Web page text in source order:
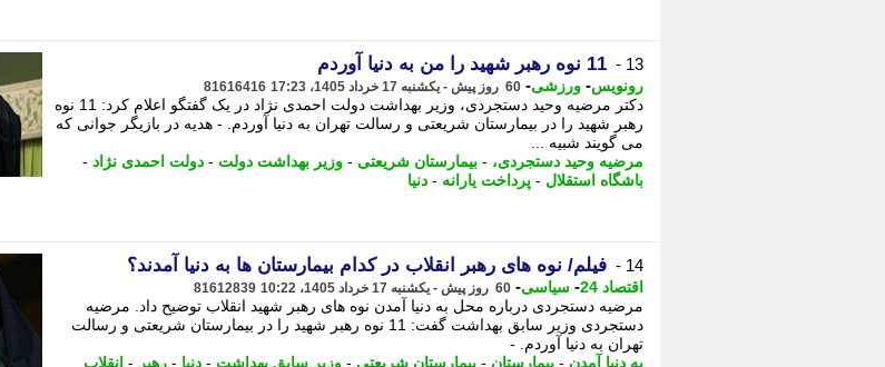
13 - 11 نوه رهبر شهید را من به دنیا آوردم
رونویس- ورزشی- 60 روز پیش - یکشنبه 17 خرداد 1405، 17:23 81616416
دکتر مرضیه وحید دستجردی، وزیر بهداشت دولت احمدی نژاد در یک گفتگو اعلام کرد: 11 نوه
رهبر شهید را در بیمارستان شریعتی و رسالت تهران به دنیا آوردم. - هدیه در بازیگر جوانی که
می گویند شبیه ...
مرضیه وحید دستجردی، - بیمارستان شریعتی - وزیر بهداشت دولت - دولت احمدی نژاد -
باشگاه استقلال - پرداخت یارانه - دنیا
14 - فیلم/ نوه های رهبر انقلاب در کدام بیمارستان ها به دنیا آمدند؟
اقتصاد 24 - سیاسی- 60 روز پیش - یکشنبه 17 خرداد 1405، 10:22 81612839
مرضیه دستجردی درباره محل به دنیا آمدن نوه های رهبر شهید انقلاب توضیح داد. مرضیه
دستجردی وزیر سابق بهداشت گفت: 11 نوه رهبر شهید را در بیمارستان شریعتی و رسالت
تهران به دنیا آوردم. -
به دنیا آمدن - بیمارستان - بیمارستان شریعتی - وزیر سابق بهداشت - دنیا - رهبر - انقلاب